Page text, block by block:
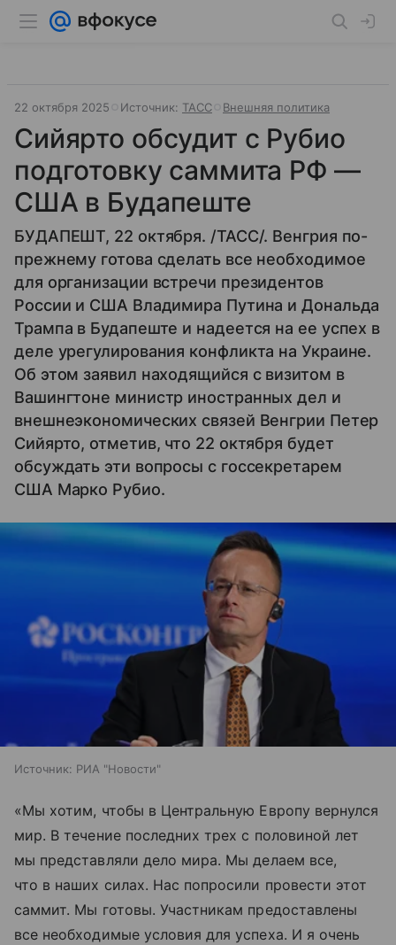
22 октября 2025 Источник: ТАСС Внешняя политика
Сийярто обсудит с Рубио
подготовку саммита РФ —
США в Будапеште
БУДАПЕШТ, 22 октября. /ТАСС/. Венгрия по-
прежнему готова сделать все необходимое
для организации встречи президентов
России и США Владимира Путина и Дональда
Трампа в Будапеште и надеется на ее успех в
деле урегулирования конфликта на Украине.
Об этом заявил находящийся с визитом в
Вашингтоне министр иностранных дел и
внешнеэкономических связей Венгрии Петер
Сийярто, отметив, что 22 октября будет
обсуждать эти вопросы с госсекретарем
США Марко Рубио.
Источник: РИА "Новости"
«Мы хотим, чтобы в Центральную Европу вернулся
мир. В течение последних трех с половиной лет
мы представляли дело мира. Мы делаем все,
что в наших силах. Нас попросили провести этот
саммит. Мы готовы. Участникам предоставлены
все необходимые условия для успеха. И я очень